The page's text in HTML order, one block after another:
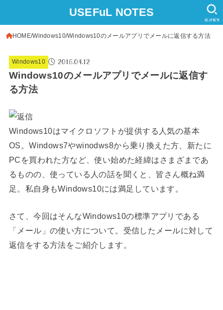
USEFuL NOTES
SEARCH
HOME Windows10 Windows10のメールアプリでメールに返信する方法
Windows10 2016.04.12
Windows10のメールアプリでメールに返信す
る方法
Windows10はマイクロソフトが提供する人気の基本
OS。Windows7やwinodws8から乗り換えた方、新たに
PCを買われた方など、使い始めた経緯はさまざまであ
るものの、使っている人の話を聞くと、皆さん概ね満
足。私自身もWindows10には満足しています。
さて、今回はそんなWindows10の標準アプリである
「メール」の使い方について。受信したメールに対して
返信をする方法をご紹介します。